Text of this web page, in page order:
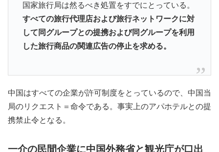
国家旅行局は然るべき処置をすでにとっている。
すべての旅行代理店および旅行ネットワークに対
して同グループとの提携および同グループを利用
した旅行商品の関連広告の停止を求める。
中国はすべての企業が許可制度をとっているので、中国当
局のリクエスト＝命令である。事実上のアパホテルとの提
携禁止令となる。
一介の民間企業に中国外務省と観光庁が口出